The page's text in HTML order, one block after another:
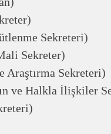
Sekreteri)
Sekreter)
Sekreteri)
ve Halkla İlişkiler